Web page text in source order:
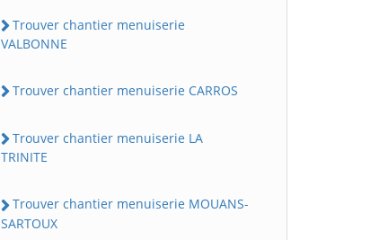
Trouver chantier menuiserie
VALBONNE
Trouver chantier menuiserie CARROS
Trouver chantier menuiserie LA
TRINITE
Trouver chantier menuiserie MOUANS-
SARTOUX